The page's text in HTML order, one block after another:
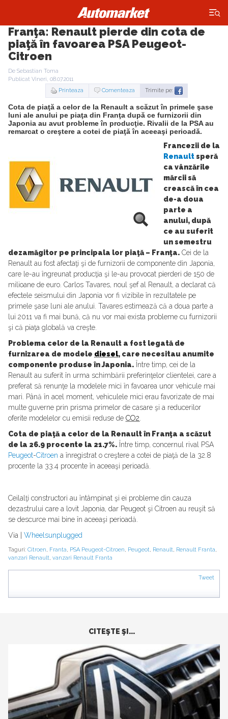
×
Franţa: Renault pierde din cota de
piaţă în favoarea PSA Peugeot-
Citroen
De Sebastian Toma
Publicat Vineri, 08.07.2011
Printeaza
Comenteaza Trimite pe:
Cota de piaţă a celor de la Renault a scăzut în primele şase
luni ale anului pe piaţa din Franţa după ce furnizorii din
Japonia au avut probleme în producţie. Rivalii de la PSA au
remarcat o creştere a cotei de piaţă în aceeaşi perioadă.
Francezii de la
Renaultsperă
ca vânzările
mărcii să
crească în cea
de-a doua
parte a
anului, după
ce au suferit
un semestru
dezamăgitor pe principala lor piaţă – Franţa. Cei de la
Renault au fost afectaţi şi de furnizorii de componente din Japonia,
care le-au îngreunat producţia şi le-au provocat pierderi de 150 de
milioane de euro. Carlos Tavares, noul şef al Renault, a declarat că
efectele seismului din Japonia vor fi vizibile în rezultatele pe
primele şase luni ale anului. Tavares estimează că a doua parte a
lui 2011 va fi mai bună, că nu vor mai exista probleme cu furnizorii
şi că piaţa globală va creşte.
Problema celor de la Renault a fost legată de
furnizarea de modele diesel, care necesitau anumite
componente produse în Japonia. Între timp, cei de la
Renault au suferit în urma schimbării preferinţelor clientelei, care a
preferat să renunţe la modelele mici în favoarea unor vehicule mai
mari. Până în acel moment, vehiculele mici erau favorizate de mai
multe guverne prin prisma primelor de casare şi a reducerilor
oferite modelelor cu emisii reduse de CO2
Cota de piaţă a celor de la Renault în Franţa a scăzut
de la 26.9 procente la 21.7%. Între timp, concernul rival PSA
Peugeot-Citroen a înregistrat o creştere a cotei de piaţă de la 32.8
procente la 33.4 procente în aceeaşi perioadă.
Ceilalţi constructori au întâmpinat şi ei probleme din cauza
dezastrului care a lovit Japonia, dar Peugeot şi Citroen au reuşit să
se descurce mai bine în aceeaşi perioadă.
Via | Wheelsunplugged
Taguri: Citroen, Franta, PSA Peugeot-Citroen, Peugeot, Renault, Renault Franta,
vanzari Renault, vanzari Renault Franta
Tweet
CITEŞTE ŞI...